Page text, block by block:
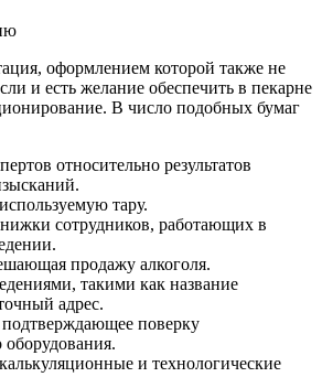
оформлением которой также не
и есть желание обеспечить в пекарне
В число подобных бумаг
относительно результатов
тару.
сотрудников, работающих в
продажу алкоголя.
такими как название
адрес.
подтверждающее поверку
оборудования.
и технологические